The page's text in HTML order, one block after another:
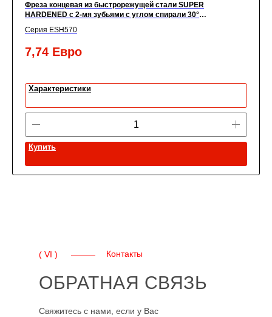
Фреза концевая из быстрорежущей стали SUPER
HARDENED с 2-мя зубьями с углом спирали 30°
Серия ESH570
7,74 Евро
Характеристики
Купить
ОБРАТНАЯ СВЯЗЬ
Свяжитесь с нами, если у Вас
( VI ) Контакты